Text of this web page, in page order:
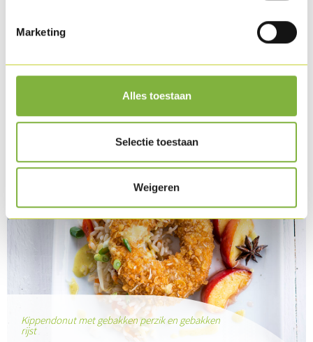
Marketing
Alles toestaan
Selectie toestaan
Weigeren
Hamburger met Kippendonut
Kippendonut met gebakken perzik en gebakken
rijst